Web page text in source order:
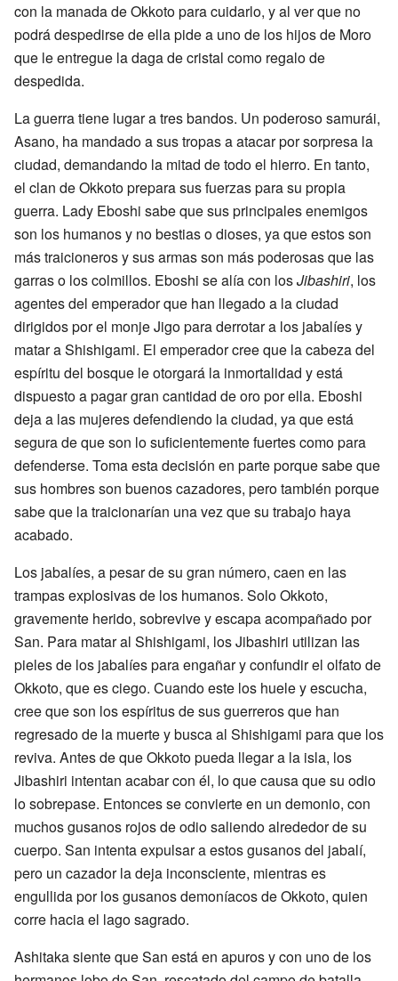
con la manada de Okkoto para cuidarlo, y al ver que no
podrá despedirse de ella pide a uno de los hijos de Moro
que le entregue la daga de cristal como regalo de
despedida.
La guerra tiene lugar a tres bandos. Un poderoso samurái,
Asano, ha mandado a sus tropas a atacar por sorpresa la
ciudad, demandando la mitad de todo el hierro. En tanto,
el clan de Okkoto prepara sus fuerzas para su propia
guerra. Lady Eboshi sabe que sus principales enemigos
son los humanos y no bestias o dioses, ya que estos son
más traicioneros y sus armas son más poderosas que las
garras o los colmillos. Eboshi se alía con losJibashiri, los
agentes del emperador que han llegado a la ciudad
dirigidos por el monje Jigo para derrotar a los jabalíes y
matar a Shishigami. El emperador cree que la cabeza del
espíritu del bosque le otorgará la inmortalidad y está
dispuesto a pagar gran cantidad de oro por ella. Eboshi
deja a las mujeres defendiendo la ciudad, ya que está
segura de que son lo suficientemente fuertes como para
defenderse. Toma esta decisión en parte porque sabe que
sus hombres son buenos cazadores, pero también porque
sabe que la traicionarían una vez que su trabajo haya
acabado.
Los jabalíes, a pesar de su gran número, caen en las
trampas explosivas de los humanos. Solo Okkoto,
gravemente herido, sobrevive y escapa acompañado por
San. Para matar al Shishigami, los Jibashiri utilizan las
pieles de los jabalíes para engañar y confundir el olfato de
Okkoto, que es ciego. Cuando este los huele y escucha,
cree que son los espíritus de sus guerreros que han
regresado de la muerte y busca al Shishigami para que los
reviva. Antes de que Okkoto pueda llegar a la isla, los
Jibashiri intentan acabar con él, lo que causa que su odio
lo sobrepase. Entonces se convierte en un demonio, con
muchos gusanos rojos de odio saliendo alrededor de su
cuerpo. San intenta expulsar a estos gusanos del jabalí,
pero un cazador la deja inconsciente, mientras es
engullida por los gusanos demoníacos de Okkoto, quien
corre hacia el lago sagrado.
Ashitaka siente que San está en apuros y con uno de los